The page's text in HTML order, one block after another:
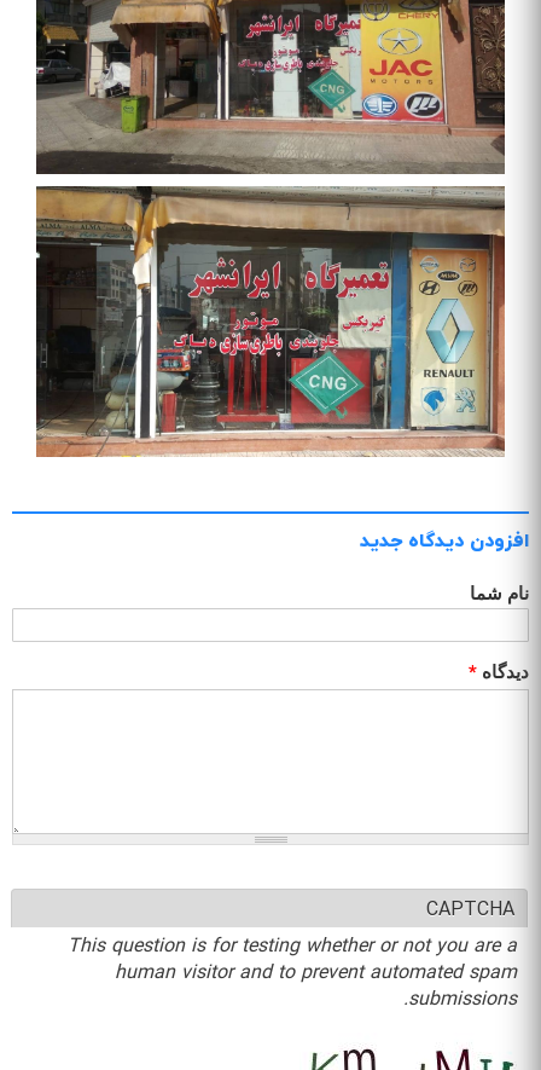
افزودن دیدگاه جدید
نام شما
دیدگاه *
CAPTCHA
This question is for testing whether or not you are a
human visitor and to prevent automated spam
submissions.